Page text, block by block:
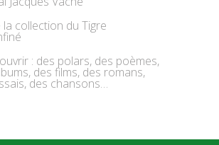
collection du Tigre
: des polars, des poèmes,
des films, des romans,
des chansons…